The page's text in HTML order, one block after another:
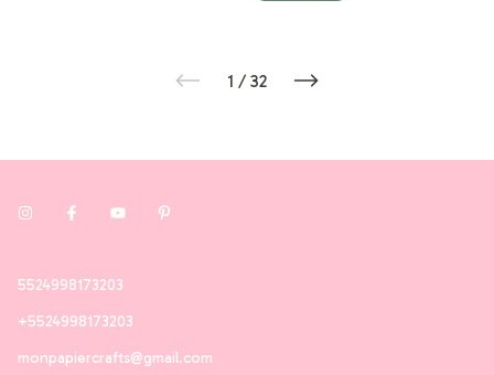
1 / 32
5524998173203
+5524998173203
monpapiercrafts@gmail.com